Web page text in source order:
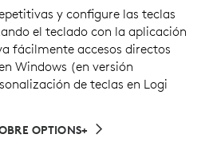
y configure las teclas
el teclado con la aplicación
el dispositivo instalando la
fácilmente accesos directos
Windows (en versión
en Windows (en versión
de teclas en Logi
OPTIONS+